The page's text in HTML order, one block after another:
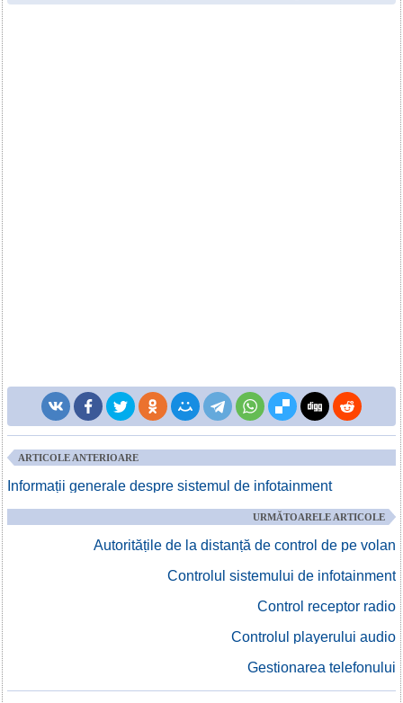
ARTICOLE ANTERIOARE
Informații generale despre sistemul de infotainment
URMĂTOARELE ARTICOLE
Autoritățile de la distanță de control de pe volan
Controlul sistemului de infotainment
Control receptor radio
Controlul playerului audio
Gestionarea telefonului